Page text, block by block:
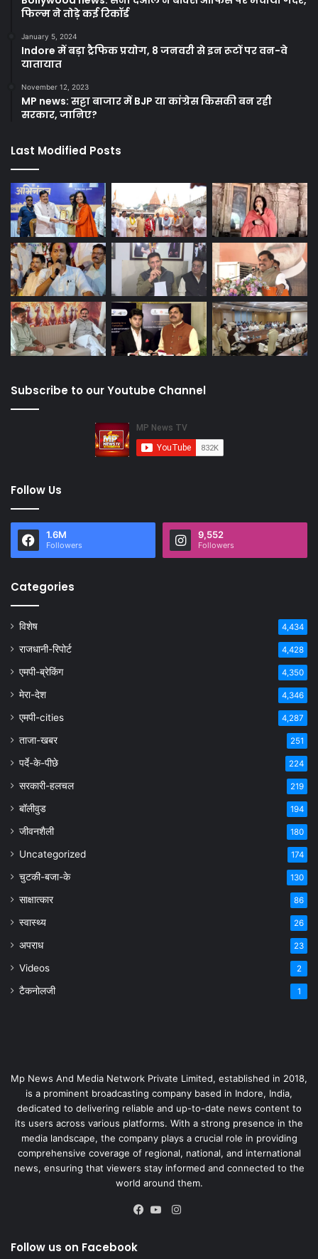
फिल्म ने तोड़े कई रिकॉर्ड
January 5, 2024
Indore में बड़ा ट्रैफिक प्रयोग, 8 जनवरी से इन रूटों पर वन-वे
यातायात
November 12, 2023
MP news: सट्टा बाजार में BJP या कांग्रेस किसकी बन रही
सरकार, जानिए?
Last Modified Posts
Subscribe to our Youtube Channel
Follow Us
1.6M
Followers
9,552
Followers
Categories
विशेष 4,434
राजधानी-रिपोर्ट 4,428
एमपी-ब्रेकिंग 4,350
मेरा-देश 4,346
एमपी-cities 4,287
ताजा-खबर 251
पर्दे-के-पीछे 224
सरकारी-हलचल 219
बॉलीवुड 194
जीवनशैली 180
Uncategorized 174
चुटकी-बजा-के 130
साक्षात्कार 86
स्वास्थ्य 26
अपराध 23
Videos 2
टैकनोलजी 1
Mp News And Media Network Private Limited, established in 2018,
is a prominent broadcasting company based in Indore, India,
dedicated to delivering reliable and up-to-date news content to
its users across various platforms. With a strong presence in the
media landscape, the company plays a crucial role in providing
comprehensive coverage of regional, national, and international
news, ensuring that viewers stay informed and connected to the
world around them.
Instagram
Follow us on Facebook